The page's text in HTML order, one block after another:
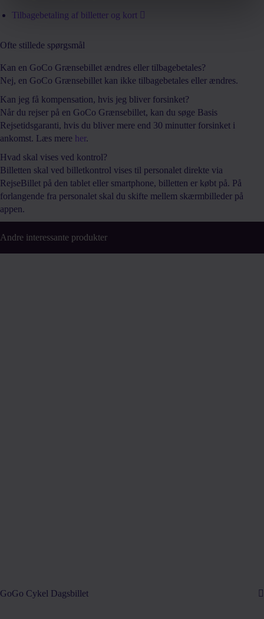
Tilbagebetaling af billetter og kort
Ofte stillede spørgsmål
Kan en GoCo Grænsebillet ændres eller tilbagebetales?
Nej, en GoCo Grænsebillet kan ikke tilbagebetales eller ændres.
Kan jeg få kompensation, hvis jeg bliver forsinket?
Når du rejser på en GoCo Grænsebillet, kan du søge Basis
Rejsetidsgaranti, hvis du bliver mere end 30 minutter forsinket i
ankomst. Læs mere her.
Hvad skal vises ved kontrol?
Billetten skal ved billetkontrol vises til personalet direkte via
RejseBillet på den tablet eller smartphone, billetten er købt på. På
forlangende fra personalet skal du skifte mellem skærmbilleder på
appen.
Andre interessante produkter
GoGo Cykel Dagsbillet